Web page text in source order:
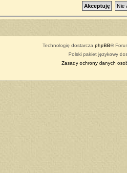
Technologię dostarcza phpBB®
Polski pakiet językowy
Zasady ochrony danych